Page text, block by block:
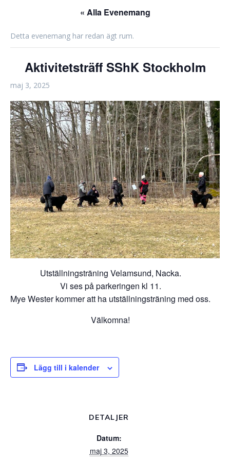
« Alla Evenemang
Detta evenemang har redan ägt rum.
Aktivitetsträff SShK Stockholm
maj 3, 2025
Utställningsträning Velamsund, Nacka.
Vi ses på parkeringen kl 11.
Mye Wester kommer att ha utställningsträning med oss.
Välkomna!
Lägg till i kalender
DETALJER
Datum:
maj 3, 2025